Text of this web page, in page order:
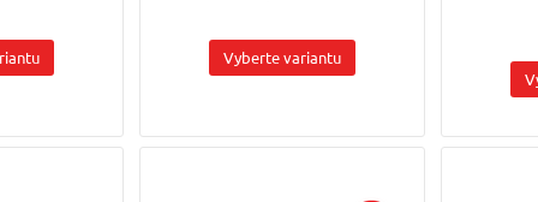
Vyberte variantu